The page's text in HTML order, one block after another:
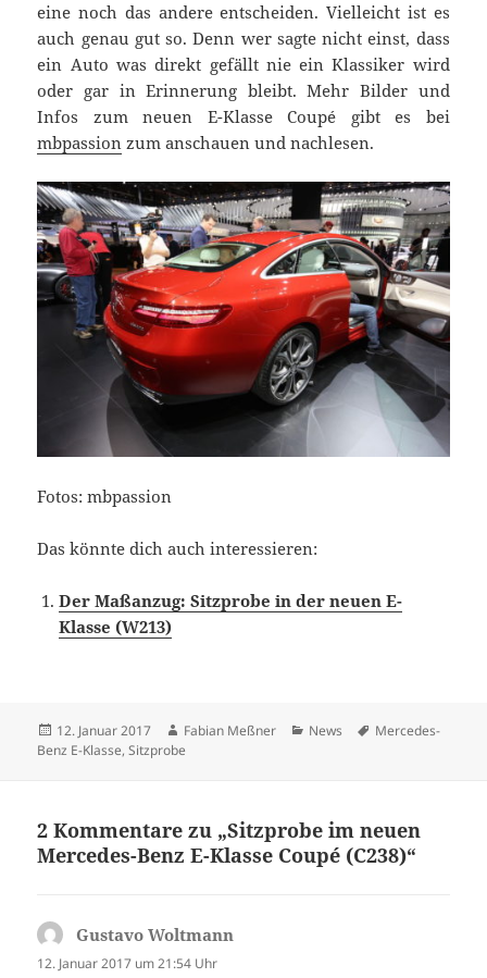
eine noch das andere entscheiden. Vielleicht ist es
auch genau gut so. Denn wer sagte nicht einst, dass
ein Auto was direkt gefällt nie ein Klassiker wird
oder gar in Erinnerung bleibt. Mehr Bilder und
Infos zum neuen E-Klasse Coupé gibt es bei
mbpassion zum anschauen und nachlesen.
Fotos: mbpassion
Das könnte dich auch interessieren:
Der Maßanzug: Sitzprobe in der neuen E-
Klasse (W213)
Veröffentlicht
am
12. Januar 2017 Autor
Fabian Meßner Kategorien
News Schlagwörter
Mercedes-
Benz E-Klasse,Sitzprobe
2 Kommentare zu „Sitzprobe im neuen
Mercedes-Benz E-Klasse Coupé (C238)“
Gustavo Woltmann
12. Januar 2017 um 21:54 Uhr